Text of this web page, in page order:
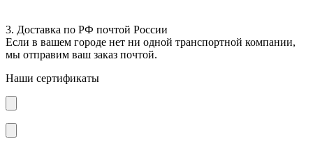
3. Доставка по РФ почтой России
Если в вашем городе нет ни одной транспортной компании,
мы отправим ваш заказ почтой.
Наши сертификаты